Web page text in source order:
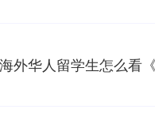
海外华人留学生怎么看《